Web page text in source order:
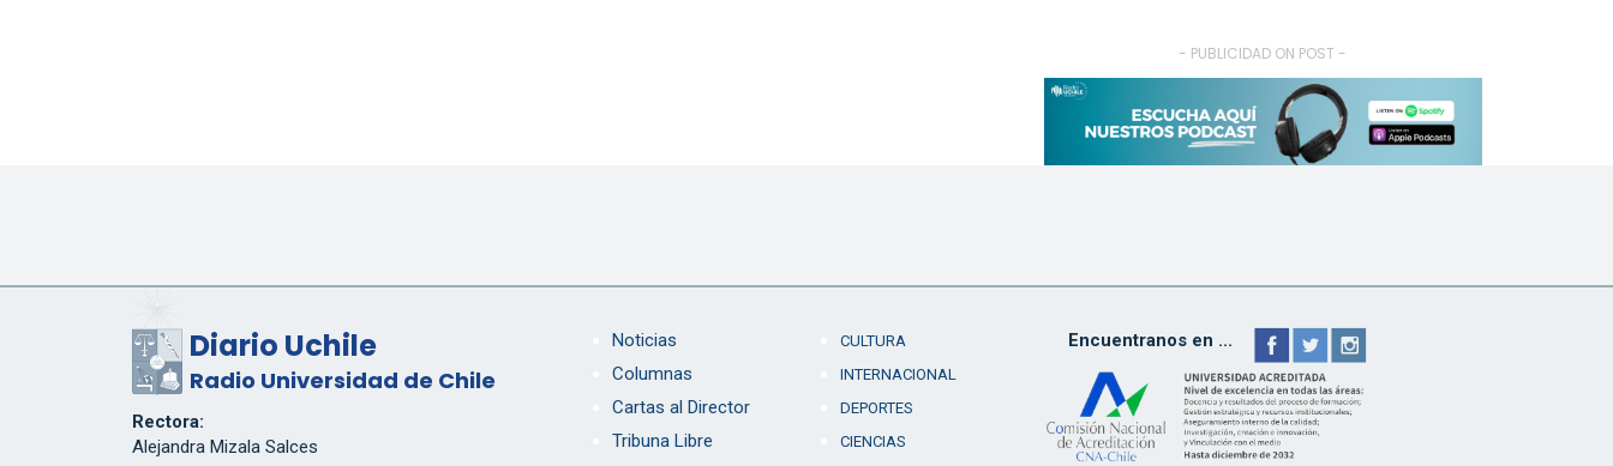
- PUBLICIDAD ON POST -
Diario Uchile
Radio Universidad de Chile
Rectora:
Alejandra Mizala Salces
Noticias
Columnas
Cartas al Director
Tribuna Libre
CULTURA
INTERNACIONAL
DEPORTES
CIENCIAS
Encuentranos en ...